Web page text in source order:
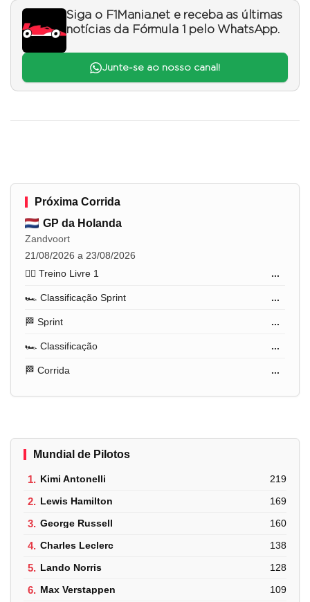
Siga o F1Mania.net e receba as últimas
notícias da Fórmula 1 pelo WhatsApp.
Junte-se ao nosso canal!
Próxima Corrida
GP da Holanda
Zandvoort
21/08/2026 a 23/08/2026
🏋️‍♂️ Treino Livre 1
...
🏎️ Classificação Sprint ...
🏁 Sprint ...
🏎️ Classificação ...
🏁 Corrida ...
Mundial de Pilotos
1. Kimi Antonelli 219
2. Lewis Hamilton 169
3. George Russell 160
4. Charles Leclerc 138
5. Lando Norris 128
6. Max Verstappen 109